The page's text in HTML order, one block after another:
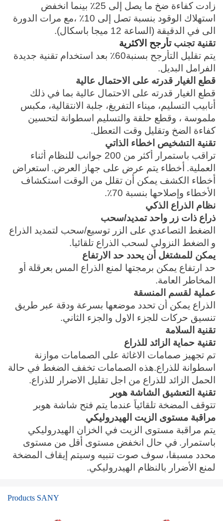
زادت كفاءة ضخ ما يصل إلى 25
٪ بينما انخفض
استهلاك الوقود بنسبة تصل إلى 10٪ ،مع مرات الدورة
الى في الدقيقة (الساعة 12 ميجا باسكال).
تقنية تجنب تأرجح الاكثرية
يتم تقليل التأرجح بسنبة60٪ بعد استخدام تقنية جديدة
الفرامل البديل.
قطع الغيار قدرته على الاحتمال عالية
قطع الغيار قدرته على الاحتمال عالية بما في ذلك
أنابيب التسليم، ميناء التفريغ، جلبة الانتقالية، مكبس
ملموسة ، وقطع حلقة والتسليم اسطوانة لتحسين
كفاءة الضخ وتقليل وقت التعطل.
تقنية التشخيص اخطاء الذاتي
تراقب باستمرار أكثر من 200 جوانب للنظام أثناء
العملية. أخطاء يتم عرض على جهاز العرض. استعراض
أخطاء الكشف يمكن أن تقلل من الوقت استكشاف
الأخطاء وإصلاحها بنسبة 70٪.
نظام الذراع الذكي
ذراع ذات زر واحد تمديد/سحب
الضغط التصاعدي على الزر توسيع/سحب لتمديد الذراع
و الضغط النزولي لسحب الذراع تلقائيا.
يمكن للمشتغل أن يحدد حد الارتفاع
حد ارتفاع يمكن برمجتها لمنع الذراع المس بعرقلة أو
المخاطر العامة.
عملية لقسم المنسقة
الذراع يمكن أن تحدد موضعها بسرعة ودقة عبر طريق
تنسيق حركات للجزء الاول والجزء الثاني.
تقنية السلامة
تقنية حماية الزائد للذراع
تم تجهيز صمامات الاغاثة على الصمامات موازنة
اسطوانة للذراع.هذه الصمامات تخفف الضغط في حالة
الحمل الزائد للذراع من اجل تقليل الاضرار للذراع.
تقنية التعشيق الشاشة هوبر
تتوقف المضخة تلقائياً عندما يتم فتح شاشة هوبر
مراقبة مستوى الزيت الهيدروليكي
يتم مراقبة مستوى الزيت في الخزان الهيدروليكي
باستمرار. في حال انخفض مستوى أقل من مستوى
محدد مسبقا، سوف صوت تنبيه وسيتم إيقاف المضخة
لمنع الأضرار بالنظام الهيدروليكي.
Products SANY